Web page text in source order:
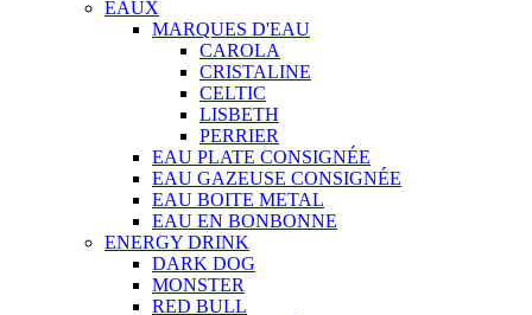
EAUX
MARQUES D'EAU
CAROLA
CRISTALINE
CELTIC
LISBETH
PERRIER
EAU PLATE CONSIGNÉE
EAU GAZEUSE CONSIGNÉE
EAU BOITE METAL
EAU EN BONBONNE
ENERGY DRINK
DARK DOG
MONSTER
RED BULL